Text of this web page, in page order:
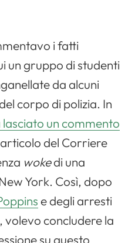
i fatti
un gruppo di studenti
da alcuni
corpo di polizia. In
lasciato un commento
del Corriere
wokedi una
York. Così, dopo
e degli arresti
volevo concludere la
su questo